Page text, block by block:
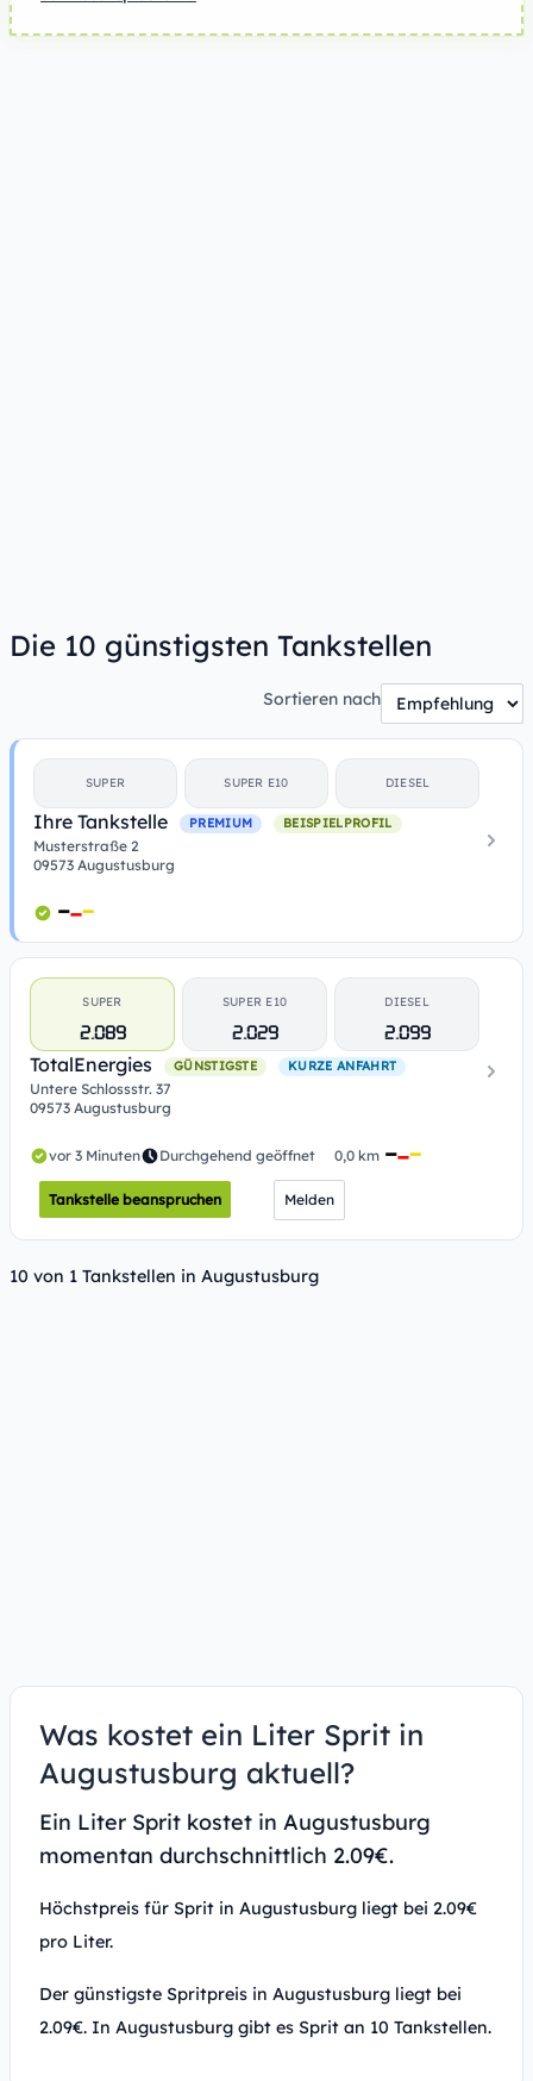
Die 10 günstigsten Tankstellen
Sortieren nach
SUPER SUPER E10 DIESEL
Ihre Tankstelle PREMIUM BEISPIELPROFIL
Musterstraße 2
09573 Augustusburg
SUPER
2.089
SUPER E10
2.029
DIESEL
2.099
TotalEnergies
GÜNSTIGSTE KURZE ANFAHRT
Untere Schlossstr. 37
09573 Augustusburg
vor 3 Minuten Durchgehend geöffnet 0,0 km
Tankstelle beanspruchen Melden
10 von 1 Tankstellen in Augustusburg
Was kostet ein Liter Sprit in
Augustusburg aktuell?
Ein Liter Sprit kostet in Augustusburg
momentan durchschnittlich 2.09€.
Höchstpreis für Sprit in Augustusburg liegt bei 2.09€
pro Liter.
Der günstigste Spritpreis in Augustusburg liegt bei
2.09€. In Augustusburg gibt es Sprit an 10 Tankstellen.